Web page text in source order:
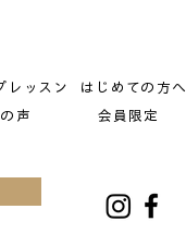
レッスン
はじめての方へ
声 会員限定